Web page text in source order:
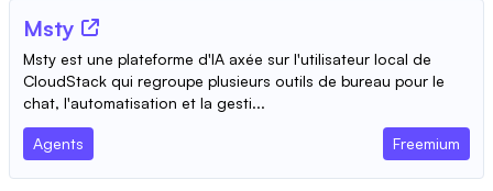
Msty
Msty est une plateforme d'IA axée sur l'utilisateur local de
CloudStack qui regroupe plusieurs outils de bureau pour le
chat, l'automatisation et la gesti...
Agents Freemium